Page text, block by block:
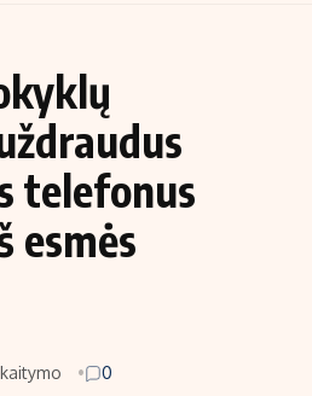
telefonus
esmės
0